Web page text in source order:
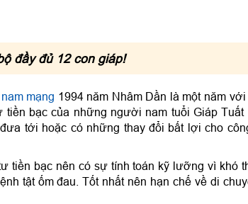
đầy đủ 12 con giáp!
mạng 1994 năm Nhâm Dần là một năm
bạc của những người nam tuổi Giáp Tuất
tới hoặc có những thay đổi bất lợi cho
tiền bạc nên có sự tính toán kỹ lưỡng vì khó
tật ốm đau. Tốt nhất nên hạn chế về di